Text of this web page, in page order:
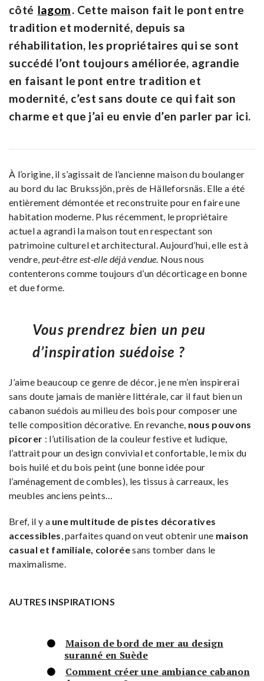
côté lagom. Cette maison fait le pont entre
tradition et modernité, depuis sa
réhabilitation, les propriétaires qui se sont
succédé l’ont toujours améliorée, agrandie
en faisant le pont entre tradition et
modernité, c’est sans doute ce qui fait son
charme et que j’ai eu envie d’en parler par ici.
À l’origine, il s’agissait de l’ancienne maison du boulanger
au bord du lac Brukssjön, près de Hälleforsnäs. Elle a été
entièrement démontée et reconstruite pour en faire une
habitation moderne. Plus récemment, le propriétaire
actuel a agrandi la maison tout en respectant son
patrimoine culturel et architectural. Aujourd’hui, elle est à
vendre, peut-être est-elle déjà vendue. Nous nous
contenterons comme toujours d’un décorticage en bonne
et due forme.
Vous prendrez bien un peu
d’inspiration suédoise ?
J’aime beaucoup ce genre de décor, je ne m’en inspirerai
sans doute jamais de manière littérale, car il faut bien un
cabanon suédois au milieu des bois pour composer une
telle composition décorative. En revanche, nous pouvons
picorer : l’utilisation de la couleur festive et ludique,
l’attrait pour un design convivial et confortable, le mix du
bois huilé et du bois peint (une bonne idée pour
l’aménagement de combles), les tissus à carreaux, les
meubles anciens peints…
Bref, il y a une multitude de pistes décoratives
accessibles, parfaites quand on veut obtenir une maison
casual et familiale, coloréesans tomber dans le
maximalisme.
AUTRES INSPIRATIONS
Maison de bord de mer au design
suranné en Suède
Comment créer une ambiance cabanon